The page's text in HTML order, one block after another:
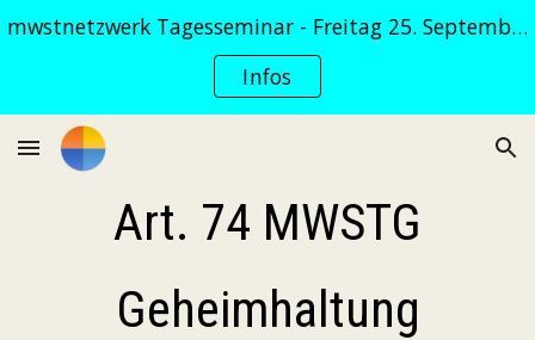
Skip to main content Skip to navigation
mwstnetzwerk Tagesseminar - Freitag 25. September 2026
Infos
Art. 74 MWSTG
Geheimhaltung